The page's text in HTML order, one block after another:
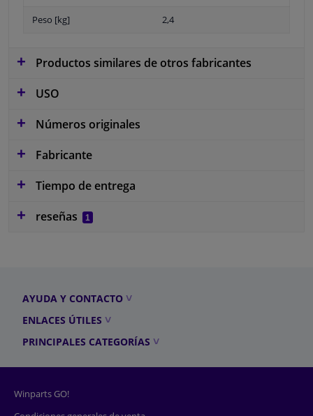
Peso [kg] 2,4
Productos similares de otros fabricantes
USO
Números originales
Fabricante
Tiempo de entrega
reseñas
1
AYUDA Y CONTACTO
ENLACES ÚTILES
PRINCIPALES CATEGORÍAS
Winparts GO!